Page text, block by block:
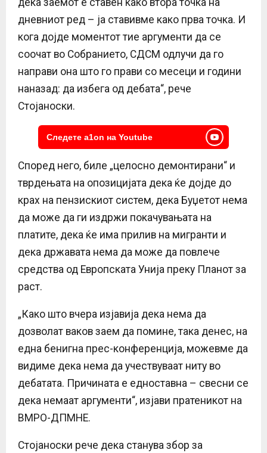
дневниот ред – ја ставивме како прва точка. И
кога дојде моментот тие аргументи да се
соочат во Собранието, СДСМ одлучи да го
направи она што го прави со месеци и години
наназад: да избега од дебата“, рече
Стојаноски.
Следете a1on на Youtube
Според него, биле „целосно демонтирани“ и
тврдењата на опозицијата дека ќе дојде до
крах на пензискиот систем, дека Буџетот нема
да може да ги издржи покачувањата на
платите, дека ќе има прилив на мигранти и
дека државата нема да може да повлече
средства од Европската Унија преку Планот за
раст.
„Како што вчера изјавија дека нема да
дозволат ваков заем да помине, така денес, на
една бенигна прес-конференција, можевме да
видиме дека нема да учествуваат ниту во
дебатата. Причината е едноставна – свесни се
дека немаат аргументи“, изјави пратеникот на
ВМРО-ДПМНЕ.
Стојаноски рече дека станува збор за